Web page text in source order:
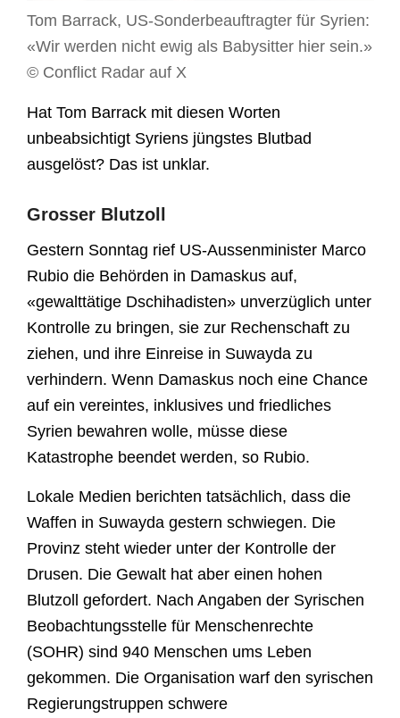
Tom Barrack, US-Sonderbeauftragter für Syrien:
«Wir werden nicht ewig als Babysitter hier sein.»
© Conflict Radar auf X
Hat Tom Barrack mit diesen Worten
unbeabsichtigt Syriens jüngstes Blutbad
ausgelöst? Das ist unklar.
Grosser Blutzoll
Gestern Sonntag rief US-Aussenminister Marco
Rubio die Behörden in Damaskus auf,
«gewalttätige Dschihadisten» unverzüglich unter
Kontrolle zu bringen, sie zur Rechenschaft zu
ziehen, und ihre Einreise in Suwayda zu
verhindern. Wenn Damaskus noch eine Chance
auf ein vereintes, inklusives und friedliches
Syrien bewahren wolle, müsse diese
Katastrophe beendet werden, so Rubio.
Lokale Medien berichten tatsächlich, dass die
Waffen in Suwayda gestern schwiegen. Die
Provinz steht wieder unter der Kontrolle der
Drusen. Die Gewalt hat aber einen hohen
Blutzoll gefordert. Nach Angaben der Syrischen
Beobachtungsstelle für Menschenrechte
(SOHR) sind 940 Menschen ums Leben
gekommen. Die Organisation warf den syrischen
Regierungstruppen schwere